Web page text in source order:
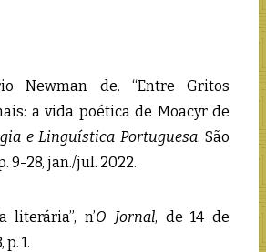
Newman de. “Entre Gritos
a vida poética de Moacyr de
e Linguística Portuguesa. São
9-28, jan./jul. 2022.
literária”, n’O Jornal, de 14 de
1.